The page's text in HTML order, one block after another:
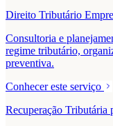
Direito Tributário
Consultoria e
regime tributário,
preventiva.
Conhecer este serviço
Recuperação Tributária